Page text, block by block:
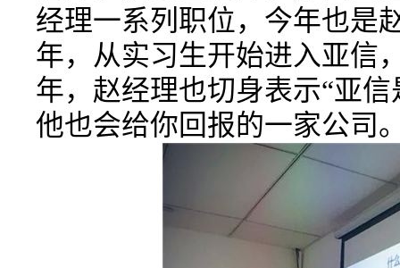
经理一系列职位，今年也是
年，从实习生开始进入亚信
年，赵经理也切身表示“亚
他也会给你回报的一家公司